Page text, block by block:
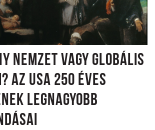
NEMZET VAGY GLOBÁLIS
AZ USA 250 ÉVES
LEGNAGYOBB